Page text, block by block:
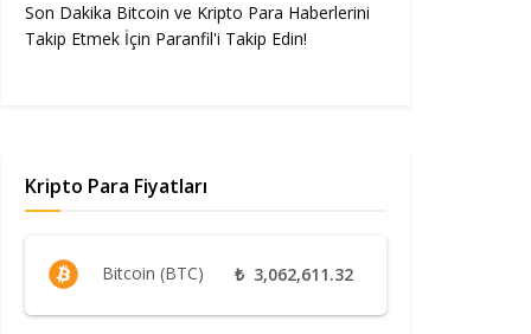
Son Dakika Bitcoin ve Kripto Para Haberlerini
Takip Etmek İçin Paranfil'i Takip Edin!
Kripto Para Fiyatları
Bitcoin (BTC) ₺ 3,062,611.32